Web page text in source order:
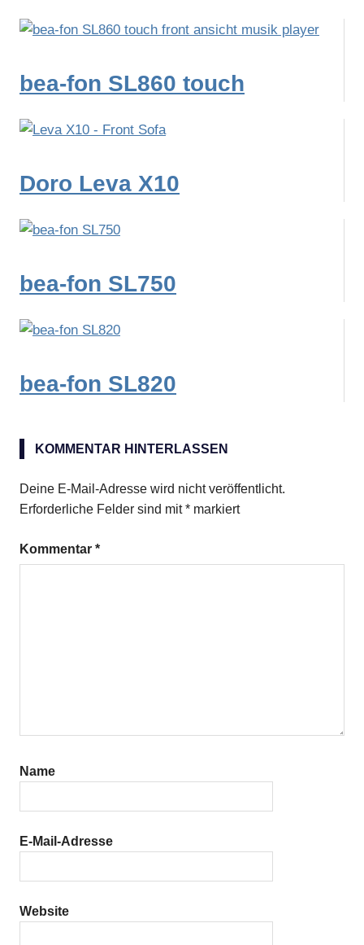
bea-fon SL860 touch
Doro Leva X10
bea-fon SL750
bea-fon SL820
Senioren
KOMMENTAR HINTERLASSEN
Deine E-Mail-Adresse wird nicht veröffentlicht.
Erforderliche Felder sind mit* markiert
Kommentar *
Name
E-Mail-Adresse
Website